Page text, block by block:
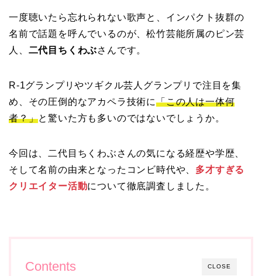
一度聴いたら忘れられない歌声と、インパクト抜群の
名前で話題を呼んでいるのが、松竹芸能所属のピン芸
人、 二代目ちくわぶさんです。
R-1グランプリやツギクル芸人グランプリで注目を集
め、その圧倒的なアカペラ技術に「この人は一体何
者？」と驚いた方も多いのではないでしょうか。
今回は、二代目ちくわぶさんの気になる経歴や学歴、
そして名前の由来となったコンビ時代や、 多才すぎる
クリエイター活動について徹底調査しました。
CLOSE
Contents